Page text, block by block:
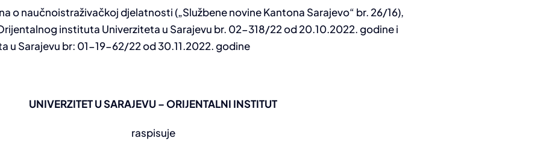
o naučnoistraživačkoj djelatnosti („Službene novine Kantona Sarajevo“ br. 26/16),
instituta Univerziteta u Sarajevu br. 02-318/22 od 20.10.2022. godine i
u Sarajevu br: 01-19-62/22 od 30.11.2022. godine
UNIVERZITET U SARAJEVU – ORIJENTALNI INSTITUT
raspisuje